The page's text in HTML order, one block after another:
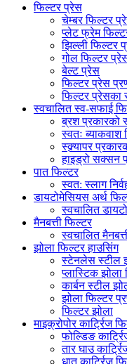
फिल्टर प्रेस
चेम्बर फिल्टर
प्लेट फ्रेम
झिल्ली फिल्टर
गोल फिल्टर
बेल्ट प्रेस
फिल्टर प्रेस
फिल्टर प्रेसका
स्वचालित स्व-सफाई
ब्रश प्रकारको
स्वतः ब्याकवाश
स्क्र्यापर
हाइड्रो सक्सन
पात फिल्टर
स्वत: स्लाग
डायटोमेसियस अर्थ
स्वचालित
मैनबत्ती फिल्टर
स्वचालित
झोला फिल्टर हाउसिंग
स्टेनलेस स्टील
प्लास्टिक झोला
कार्बन स्टील
झोला फिल्टर
फिल्टर झोला
माइक्रोपोर कार्ट्रिज
फोल्डिङ
तार घाउ
धातु कार्ट्रिज